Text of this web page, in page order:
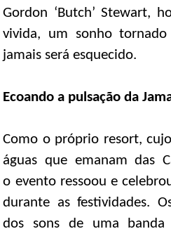
Gordon ‘Butch’ Stewart,
vivida, um sonho
jamais será esquecido.
Ecoando a pulsação da
Como o próprio resort,
águas que emanam das
o evento ressoou e
durante as festividades.
dos sons de uma